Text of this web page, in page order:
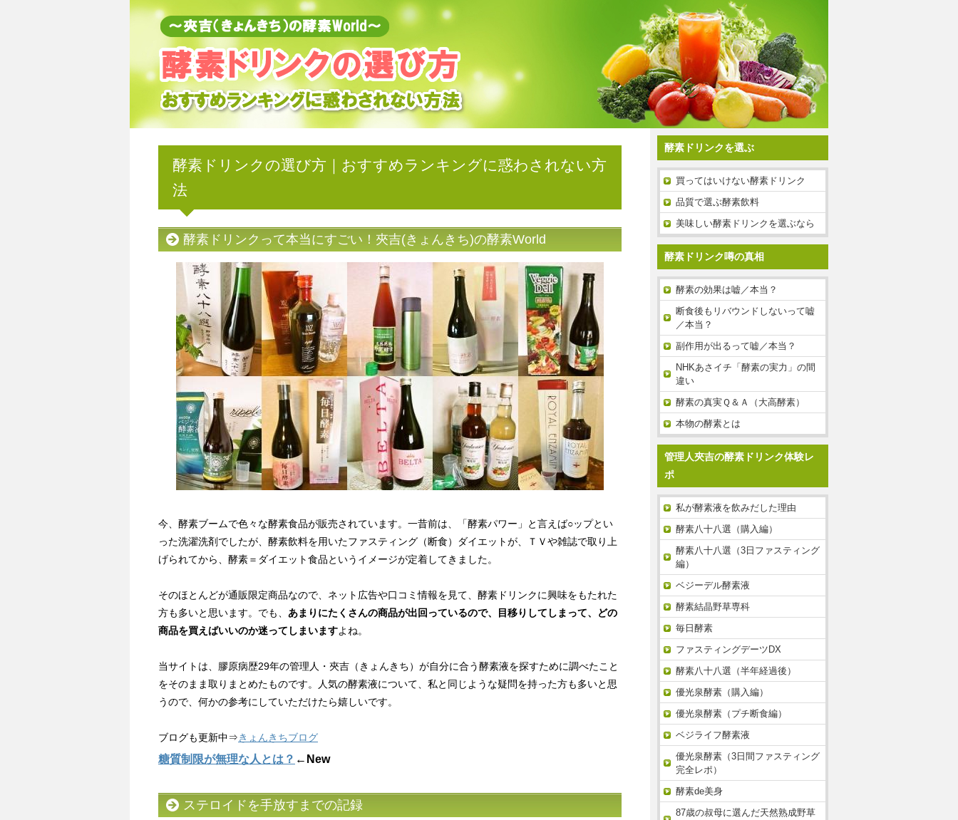
酵素ドリンクの選び方｜おすすめランキングに惑わされない方
法
酵素ドリンクって本当にすごい！夾吉(きょんきち)の酵素World
今、酵素ブームで色々な酵素食品が販売されています。一昔前は、「酵素パワー」と言えば○ップとい
った洗濯洗剤でしたが、酵素飲料を用いたファスティング（断食）ダイエットが、ＴＶや雑誌で取り上
げられてから、酵素＝ダイエット食品というイメージが定着してきました。
そのほとんどが通販限定商品なので、ネット広告や口コミ情報を見て、酵素ドリンクに興味をもたれた
方も多いと思います。でも、 あまりにたくさんの商品が出回っているので、目移りしてしまって、どの
商品を買えばいいのか迷ってしまいますよね。
当サイトは、膠原病歴29年の管理人・夾吉（きょんきち）が自分に合う酵素液を探すために調べたこと
をそのまま取りまとめたものです。人気の酵素液について、私と同じような疑問を持った方も多いと思
うので、何かの参考にしていただけたら嬉しいです。
ブログも更新中⇒きょんきちブログ
糖質制限が無理な人とは？ ←New
ステロイドを手放すまでの記録
酵素ドリンクを選ぶ
買ってはいけない酵素ドリンク
品質で選ぶ酵素飲料
美味しい酵素ドリンクを選ぶなら
酵素ドリンク噂の真相
酵素の効果は嘘／本当？
断食後もリバウンドしないって嘘
／本当？
副作用が出るって嘘／本当？
NHKあさイチ「酵素の実力」の間
違い
酵素の真実Ｑ＆Ａ（大高酵素）
本物の酵素とは
管理人夾吉の酵素ドリンク体験レ
ポ
私が酵素液を飲みだした理由
酵素八十八選（購入編）
酵素八十八選（3日ファスティング
編）
ベジーデル酵素液
酵素結晶野草専科
毎日酵素
ファスティングデーツDX
酵素八十八選（半年経過後）
優光泉酵素（購入編）
優光泉酵素（プチ断食編）
ベジライフ酵素液
優光泉酵素（3日間ファスティング
完全レポ）
酵素de美身
87歳の叔母に選んだ天然熟成野草